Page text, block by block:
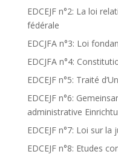
EDCEJF n°2: La loi
fédérale
EDCJFA n°3: Loi
EDCJFA n°4:
EDCEJF n°5: Traité
EDCEJF n°6:
administrative
EDCEJF n°7: Loi sur
EDCEJF n°8: Etudes